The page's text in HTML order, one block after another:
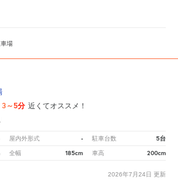
場
3～5分 近くてオススメ！
屋内外形式 - 駐車台数 5台
全幅 185cm 車高 200cm
2026年7月24日 更新